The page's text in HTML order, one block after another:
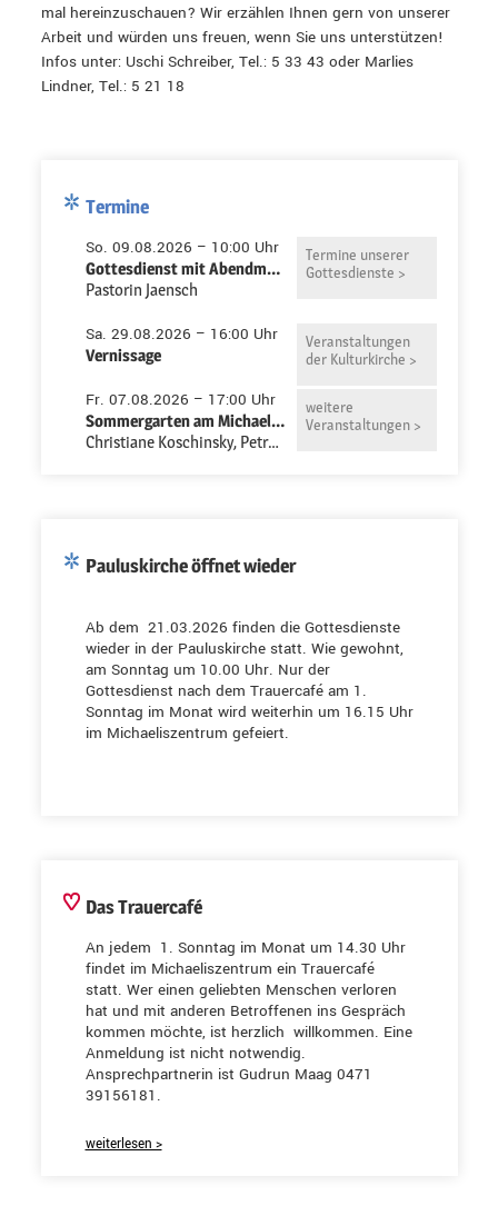
mal hereinzuschauen? Wir erzählen Ihnen gern von unserer
Arbeit und würden uns freuen, wenn Sie uns unterstützen!
Infos unter: Uschi Schreiber, Tel.: 5 33 43 oder Marlies
Lindner, Tel.: 5 21 18
Termine
So. 09.08.2026 – 10:00 Uhr
Gottesdienst mit Abendmahl in der Pauluskirche
Pastorin Jaensch
Termine unserer
Gottesdienste >
Sa. 29.08.2026 – 16:00 Uhr
Vernissage
Veranstaltungen
der Kulturkirche >
Fr. 07.08.2026 – 17:00 Uhr
Sommergarten am Michaeliszentrum
Christiane Koschinsky, Petra Niemeyer-Ruth
weitere
Veranstaltungen >
Pauluskirche öffnet wieder
Ab dem 21.03.2026 finden die Gottesdienste
wieder in der Pauluskirche statt. Wie gewohnt,
am Sonntag um 10.00 Uhr. Nur der
Gottesdienst nach dem Trauercafé am 1.
Sonntag im Monat wird weiterhin um 16.15 Uhr
im Michaeliszentrum gefeiert.
Das Trauercafé
An jedem 1. Sonntag im Monat um 14.30 Uhr
findet im Michaeliszentrum ein Trauercafé
statt. Wer einen geliebten Menschen verloren
hat und mit anderen Betroffenen ins Gespräch
kommen möchte, ist herzlich willkommen. Eine
Anmeldung ist nicht notwendig.
Ansprechpartnerin ist Gudrun Maag 0471
39156181.
weiterlesen >